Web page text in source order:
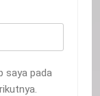
saya pada